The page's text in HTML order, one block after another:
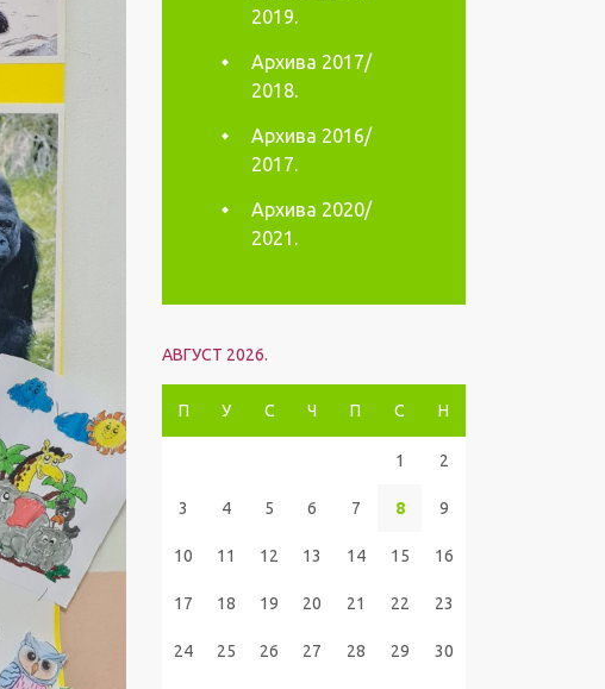
2019.
Архива 2017/
2018.
Архива 2016/
2017.
Архива 2020/
2021.
АВГУСТ 2026.
П У С Ч П С Н
1 2
3 4 5 6 7 8 9
10 11 12 13 14 15 16
17 18 19 20 21 22 23
24 25 26 27 28 29 30